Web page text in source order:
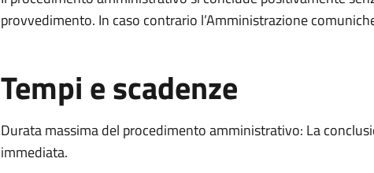
provvedimento. In caso contrario l’Amministrazione
Tempi e scadenze
Durata massima del procedimento amministrativo: La
immediata.